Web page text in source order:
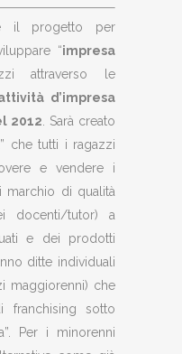
il progetto per
“impresa
attraverso le
d’impresa
2012 . Sarà creato
che tutti i ragazzi
e vendere i
marchio di qualità
docenti/tutor) a
e dei prodotti
ditte individuali
maggiorenni) che
franchising sotto
Per i minorenni